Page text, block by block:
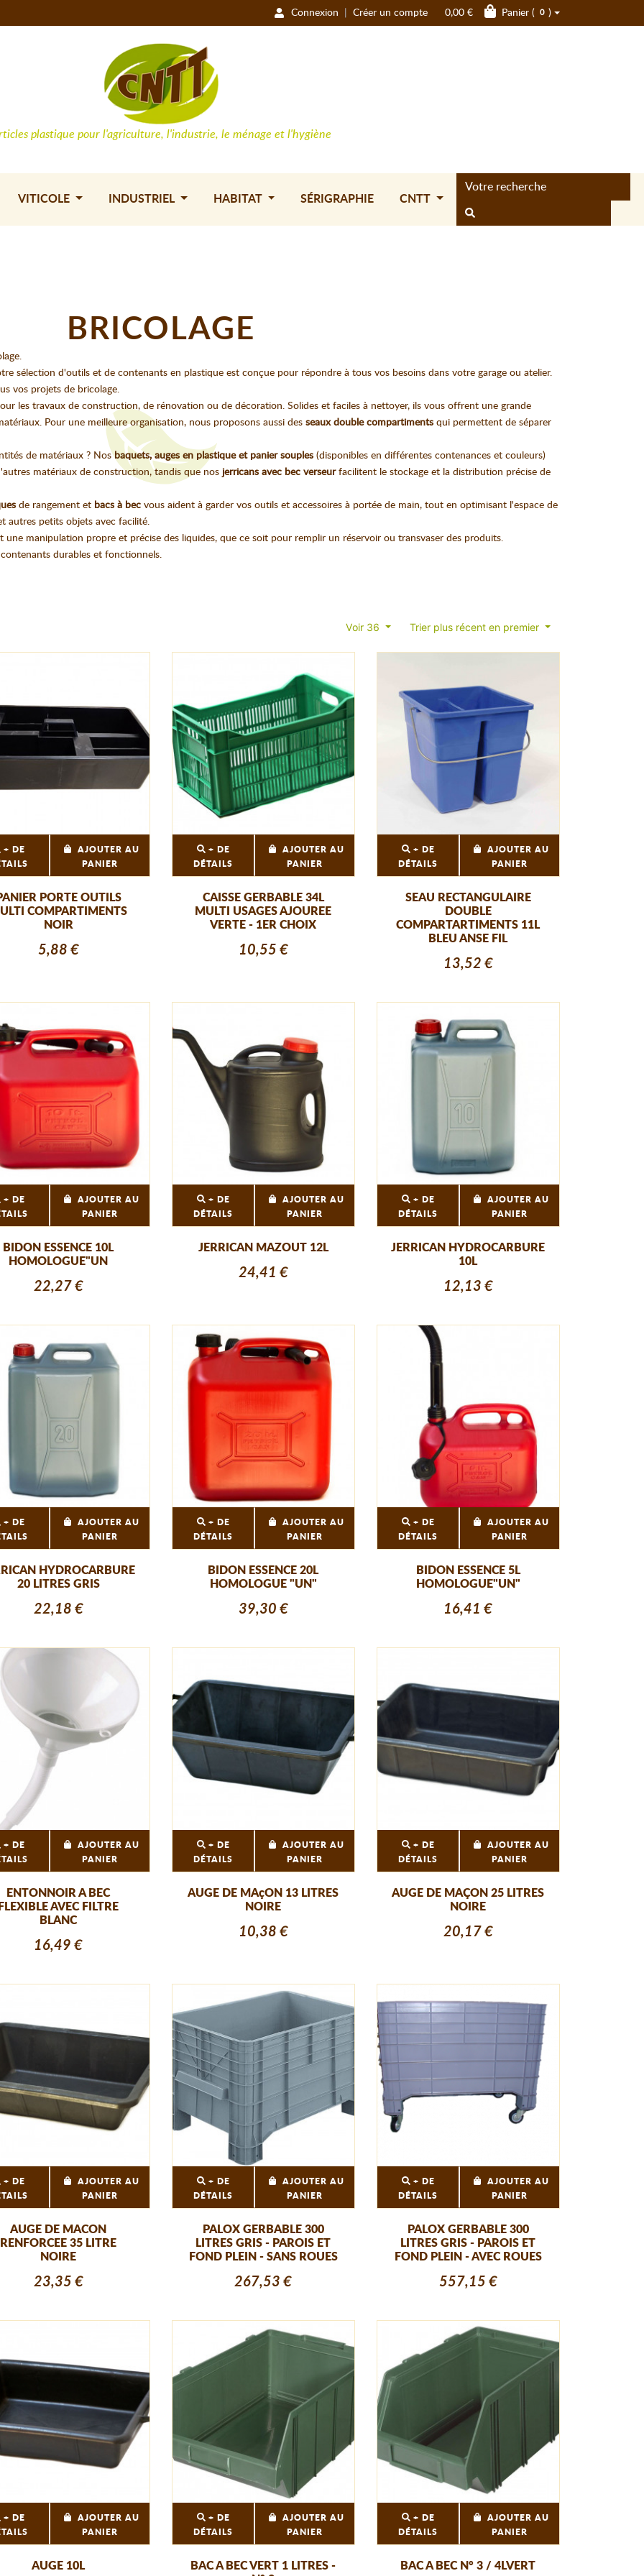
Connexion Créer un compte 0,00 € Panier ( 0 )
plastique pour l'agriculture, l'industrie, le ménage et l'hygiène
VITICOLE INDUSTRIEL HABITAT SÉRIGRAPHIE CNTT
BRICOLAGE
sélection d'outils et de contenants en plastique est conçue pour répondre à tous vos besoins dans votre garage ou atelier.
vos projets de bricolage.
les travaux de construction, de rénovation ou de décoration. Solides et faciles à nettoyer, ils vous offrent une grande
Pour une meilleure organisation, nous proposons aussi des seaux double compartiments qui permettent de séparer
de matériaux ? Nosbaquets, auges en plastique et panier souples (disponibles en différentes contenances et couleurs)
matériaux de construction, tandis que nos jerricans avec bec verseurfacilitent le stockage et la distribution précise de
de rangement et bacs à bec vous aident à garder vos outils et accessoires à portée de main, tout en optimisant l'espace de
autres petits objets avec facilité.
une manipulation propre et précise des liquides, que ce soit pour remplir un réservoir ou transvaser des produits.
durables et fonctionnels.
Voir 36 Trier plus récent en premier
+ DE
AJOUTER AU
PANIER
PORTE OUTILS
COMPARTIMENTS
NOIR
5,88 €
+ DE
DÉTAILS
AJOUTER AU
PANIER
CAISSE GERBABLE 34L
MULTI USAGES AJOUREE
VERTE - 1ER CHOIX
10,55 €
+ DE
DÉTAILS
AJOUTER AU
PANIER
SEAU RECTANGULAIRE
DOUBLE
COMPARTARTIMENTS 11L
BLEU ANSE FIL
13,52 €
+ DE
AJOUTER AU
PANIER
BIDON ESSENCE 10L
HOMOLOGUE"UN
22,27 €
+ DE
DÉTAILS
AJOUTER AU
PANIER
JERRICAN MAZOUT 12L
24,41 €
+ DE
DÉTAILS
AJOUTER AU
PANIER
JERRICAN HYDROCARBURE
10L
12,13 €
+ DE
AJOUTER AU
PANIER
HYDROCARBURE
20 LITRES GRIS
22,18 €
+ DE
DÉTAILS
AJOUTER AU
PANIER
BIDON ESSENCE 20L
HOMOLOGUE "UN"
39,30 €
+ DE
DÉTAILS
AJOUTER AU
PANIER
BIDON ESSENCE 5L
HOMOLOGUE"UN"
16,41 €
+ DE
AJOUTER AU
PANIER
ENTONNOIR A BEC
AVEC FILTRE
BLANC
16,49 €
+ DE
DÉTAILS
AJOUTER AU
PANIER
AUGE DE MAçON 13 LITRES
NOIRE
10,38 €
+ DE
DÉTAILS
AJOUTER AU
PANIER
AUGE DE MAÇON 25 LITRES
NOIRE
20,17 €
+ DE
AJOUTER AU
PANIER
AUGE DE MACON
RENFORCEE 35 LITRE
NOIRE
23,35 €
+ DE
DÉTAILS
AJOUTER AU
PANIER
PALOX GERBABLE 300
LITRES GRIS - PAROIS ET
FOND PLEIN - SANS ROUES
267,53 €
+ DE
DÉTAILS
AJOUTER AU
PANIER
PALOX GERBABLE 300
LITRES GRIS - PAROIS ET
FOND PLEIN - AVEC ROUES
557,15 €
+ DE
AJOUTER AU
PANIER
AUGE 10L
+ DE
DÉTAILS
AJOUTER AU
PANIER
BAC A BEC VERT 1 LITRES -
+ DE
DÉTAILS
AJOUTER AU
PANIER
BAC A BEC N° 3 / 4LVERT